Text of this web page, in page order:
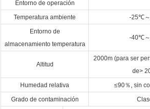
Entorno de operación
Temperatura ambiente
-25℃～
Entorno de
almacenamiento temperatura
-40℃～
Altitud
2000m (para ser
de>
Humedad relativa
≤90％ , sin
Grado de contaminación